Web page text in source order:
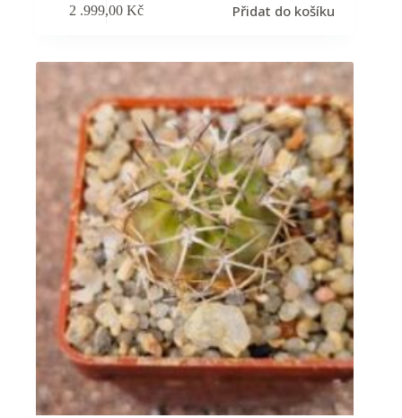
2 .999,00Kč Přidat do košíku